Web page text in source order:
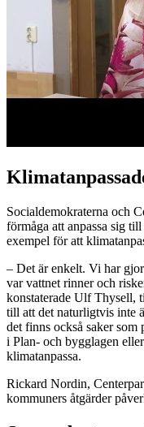
Socialdemokraterna och
förmåga att anpassa sig
exempel för att
– Det är enkelt. Vi har
var vattnet rinner och
konstaterade Ulf Thysell,
till att det naturligtvis inte
det finns också saker
i Plan- och bygglagen
klimatanpassa.
Rickard Nordin,
kommuners åtgärder